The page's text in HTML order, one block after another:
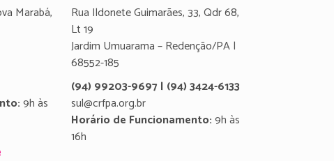
Marabá,
9h às
Rua Ildonete Guimarães, 33, Qdr 68,
Lt 19
Jardim Umuarama – Redenção/PA |
68552-185
(94) 99203-9697 | (94) 3424-6133
sul@crfpa.org.br
Horário de Funcionamento:9h às
16h